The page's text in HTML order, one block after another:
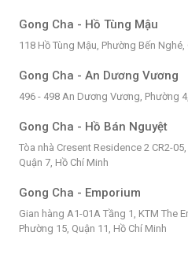
Gong Cha - Hồ Tùng Mậu
118 Hồ Tùng Mậu, Phường Bến Nghé,
Gong Cha - An Dương Vương
496 - 498 An Dương Vương, Phường
Gong Cha - Hồ Bán Nguyệt
Tòa nhà Cresent Residence 2 CR2-05,
Quận 7, Hồ Chí Minh
Gong Cha - Emporium
Gian hàng A1-01A Tầng 1, KTM The
Phường 15, Quận 11, Hồ Chí Minh